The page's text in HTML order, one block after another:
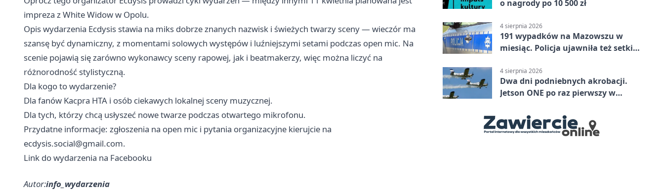
impreza z White Widow w Opolu.
Opis wydarzenia Ecdysis stawia na miks dobrze znanych nazwisk i świeżych twarzy sceny — wieczór ma
szansę być dynamiczny, z momentami solowych występów i luźniejszymi setami podczas open mic. Na
scenie pojawią się zarówno wykonawcy sceny rapowej, jak i beatmakerzy, więc można liczyć na
różnorodność stylistyczną.
Dla kogo to wydarzenie?
Dla fanów Kacpra HTA i osób ciekawych lokalnej sceny muzycznej.
Dla tych, którzy chcą usłyszeć nowe twarze podczas otwartego mikrofonu.
Przydatne informacje: zgłoszenia na open mic i pytania organizacyjne kierujcie na
ecdysis.social@gmail.com.
Link do wydarzenia na Facebooku
Autor:info_wydarzenia
o nagrody po 10 500 zł
4 sierpnia 2026
191 wypadków na Mazowszu w
miesiąc. Policja ujawniła też setki
4 sierpnia 2026
Dwa dni podniebnych akrobacji.
Jetson ONE po raz pierwszy w